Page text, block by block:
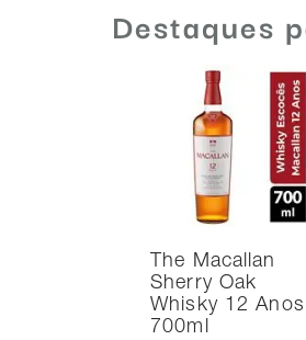
Destaques
The Macallan
Sherry Oak
Whisky 12 Anos
700ml